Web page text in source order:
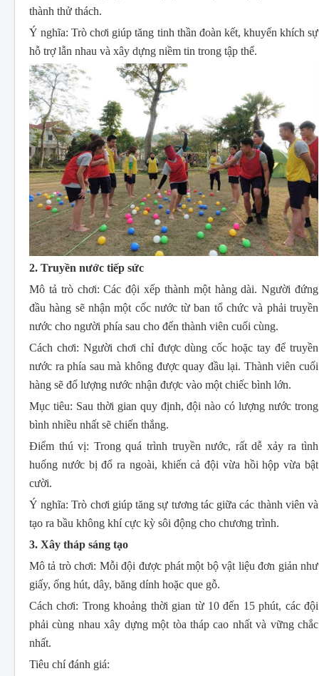
thành thử thách.
Ý nghĩa:Trò chơi giúp tăng tinh thần đoàn kết, khuyến khích sự
hỗ trợ lẫn nhau và xây dựng niềm tin trong tập thể.
2. Truyền nước tiếp sức
Mô tả trò chơi:Các đội xếp thành một hàng dài. Người đứng
đầu hàng sẽ nhận một cốc nước từ ban tổ chức và phải truyền
nước cho người phía sau cho đến thành viên cuối cùng.
Cách chơi: Người chơi chỉ được dùng cốc hoặc tay để truyền
nước ra phía sau mà không được quay đầu lại. Thành viên cuối
hàng sẽ đổ lượng nước nhận được vào một chiếc bình lớn.
Mục tiêu: Sau thời gian quy định, đội nào có lượng nước trong
bình nhiều nhất sẽ chiến thắng.
Điểm thú vị: Trong quá trình truyền nước, rất dễ xảy ra tình
huống nước bị đổ ra ngoài, khiến cả đội vừa hồi hộp vừa bật
cười.
Ý nghĩa:Trò chơi giúp tăng sự tương tác giữa các thành viên và
tạo ra bầu không khí cực kỳ sôi động cho chương trình.
3. Xây tháp sáng tạo
Mô tả trò chơi: Mỗi đội được phát một bộ vật liệu đơn giản như
giấy, ống hút, dây, băng dính hoặc que gỗ.
Cách chơi: Trong khoảng thời gian từ 10 đến 15 phút, các đội
phải cùng nhau xây dựng một tòa tháp cao nhất và vững chắc
nhất.
Tiêu chí đánh giá: